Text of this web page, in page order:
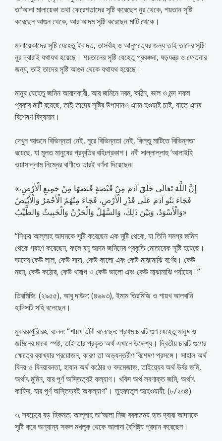
তা‘আলা মালায়েকা তথা ফেরেশতাদের সৃষ্টি করেছেন নুর থেকে, শয়তান সৃষ্টি
করেছেন আগুন থেকে, আর আদম সৃষ্টি করেছেন মাটি থেকে।
মালায়েকাদের সৃষ্টি যেহেতু ইবাদত, তাসবীহ ও আনুগত্যের জন্য তাই তাদের সৃষ্টি
নুর দ্বারাই যথাযথ হয়েছে। শয়তানের সৃষ্টি যেহেতু প্রবঞ্চনা, ষড়যন্ত্র ও ফেতনার
জন্য, তাই তাদের সৃষ্টি আগুন থেকে যথাযথ হয়েছে।
মানুষ যেহেতু জমিন আবাদকারী, আর জমিনে নরম, কঠিন, ভাল ও মন্দ সকল
প্রকার মাটি রয়েছে, তাই তাদের সৃষ্টির উপাদানও এমন হওয়াই চাই, যাতে এসব
বিশেষণ বিদ্যমান।
দেখুন আগুনে বিভিন্নতা নেই, নুরে বিভিন্নতা নেই, কিন্তু মাটিতে বিভিন্নতা
রয়েছে, যা মূলত মানুষের প্রকৃতির বহিঃপ্রকাশ। নবী সাল্লাল্লাহু ‘আলাইহি
ওয়াসাল্লাম নিম্নের বাণীতে তারই বর্ণনা দিয়েছেন:
«إِنَّ اللَّهَ تَعَالَى خَلَقَ آدَمَ مِنْ قَبْضَةٍ قَبَضَهَا مِنْ جَمِيعِ الْأَرْضِ،
فَجَاءَ بَنُو آدَمَ عَلَى قَدْرِ الْأَرْضِ، فَجَاءَ مِنْهُمُ الْأَحْمَرُ وَالْأَبْيَضُ
وَالْأَسْوَدُ، وَبَيْنَ ذَلِكَ، وَالسَّهْلُ وَالْحَزْنُ وَالْخَبِيثُ وَالطَّيِّبُ»
“নিশ্চয় আল্লাহ আদমকে সৃষ্টি করেছেন এক মুষ্টি থেকে, যা তিনি সমগ্র জমিন
থেকে গ্রহণ করেছেন, ফলে বনু আদম জমিনের প্রকৃতি মোতাবেক সৃষ্টি হয়েছে।
তাদের কেউ লাল, কেউ সাদা, কেউ কালো এবং কেউ মাঝামাঝি বর্ণের। কেউ
নরম, কেউ কঠোর, কেউ খারাপ ও কেউ ভালো এবং কেউ মাঝামাঝি পর্যায়ের।”
তিরমিজি: (২৯৫৫), আবু দাউদ: (৪৬৯৩), ইমাম তিরমিজি ও শায়খ আলবানি
হাদিসটি সহি বলেছেন।
মুবারকপুরি রহ. বলেন: “শায়খ তীবী বলেছেন: প্রথম চারটি গুণ যেহেতু মানুষ ও
জমিনের মাঝে স্পষ্ট, তাই তার প্রকৃত অর্থ এখানে উদ্দেশ্য। দ্বিতীয় চারটি গুণের
ক্ষেত্রে ব্যাখ্যার প্রয়োজন, কারণ তা অভ্যন্তরীণ বিশেষণ প্রসঙ্গে। সাহাল অর্থ
বিনয় ও বিনয়াবনতা, হাযান অর্থ কঠোর ও বদমেজাজ, তাইয়্যেব অর্থ উর্বর জমি,
অর্থাৎ মুমিন, যার পূর্ণ অস্তিত্বই কল্যাণ। খবিস অর্থ লবণাক্ত জমি, অর্থাৎ
কাফির, যার পূর্ণ অস্তিত্বই অকল্যাণ”। তুহফাতুল আহওয়াযী: (৮/২৩৪)
৩. সবচেয়ে বড় হিকমত: আল্লাহ তা‘আলা নিজ বরকতময় হাত দ্বারা আদমকে
সৃষ্টি করে অন্যান্য সকল মখলুক থেকে আলাদা বৈশিষ্ট্য প্রদান করেছেন।